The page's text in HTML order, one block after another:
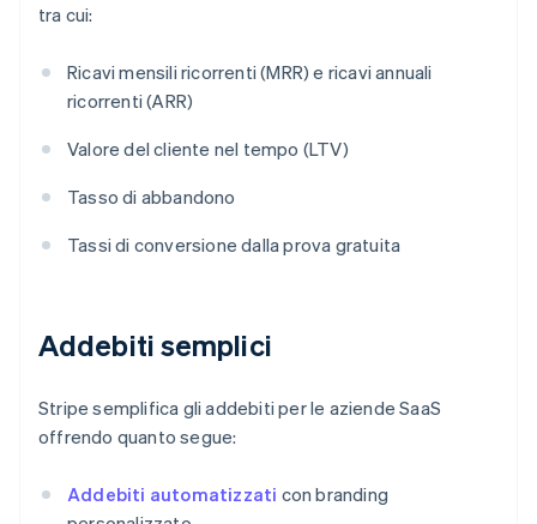
tra cui:
Ricavi mensili ricorrenti (MRR) e ricavi annuali
ricorrenti (ARR)
Valore del cliente nel tempo (LTV)
Tasso di abbandono
Tassi di conversione dalla prova gratuita
Addebiti semplici
Stripe semplifica gli addebiti per le aziende SaaS
offrendo quanto segue:
Addebiti automatizzati con branding